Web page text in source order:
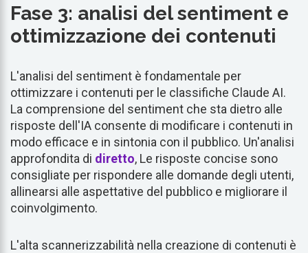
Fase 3: analisi del sentiment e
ottimizzazione dei contenuti
L'analisi del sentiment è fondamentale per
ottimizzare i contenuti per le classifiche Claude AI.
La comprensione del sentiment che sta dietro alle
risposte dell'IA consente di modificare i contenuti in
modo efficace e in sintonia con il pubblico. Un'analisi
approfondita di diretto, Le risposte concise sono
consigliate per rispondere alle domande degli utenti,
allinearsi alle aspettative del pubblico e migliorare il
coinvolgimento.
L'alta scannerizzabilità nella creazione di contenuti è